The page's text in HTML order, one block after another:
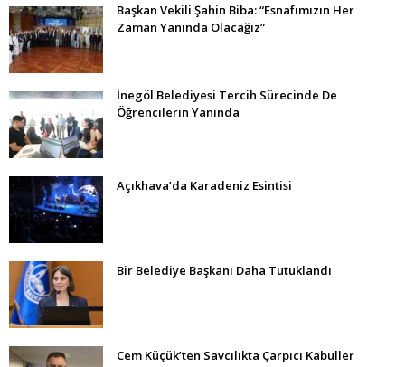
Başkan Vekili Şahin Biba: “Esnafımızın Her
Zaman Yanında Olacağız”
İnegöl Belediyesi Tercih Sürecinde De
Öğrencilerin Yanında
Açıkhava’da Karadeniz Esintisi
Bir Belediye Başkanı Daha Tutuklandı
Cem Küçük’ten Savcılıkta Çarpıcı Kabuller